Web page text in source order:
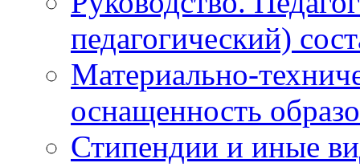
педагогический)
Материально-
оснащенность
Стипендии и иные